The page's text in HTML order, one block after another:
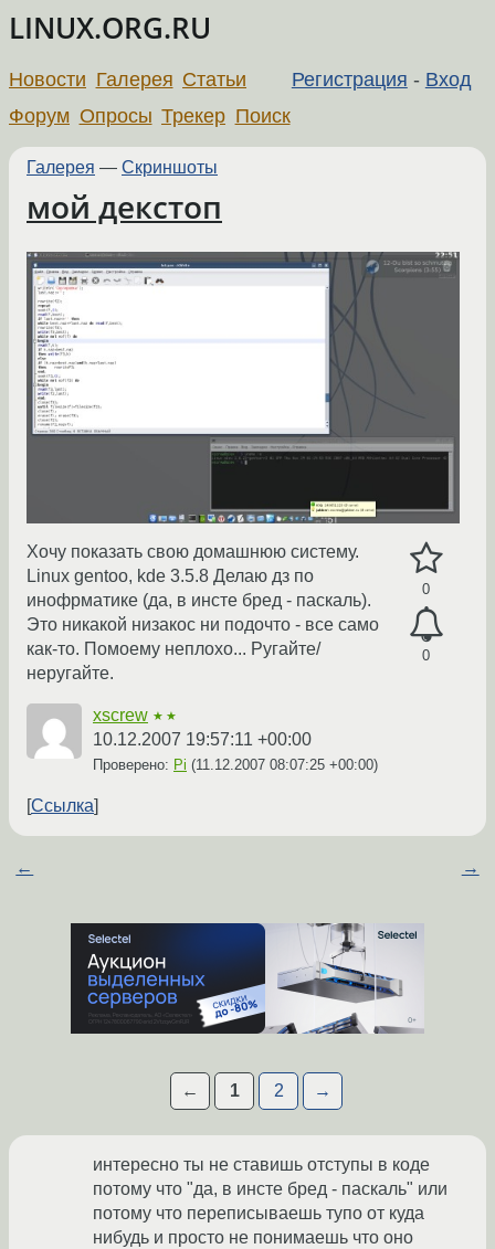
LINUX.ORG.RU
Регистрация - Вход
Новости Галерея Статьи
Форум Опросы Трекер Поиск
Галерея — Скриншоты
мой декстоп
0
0
Хочу показать свою домашнюю систему.
Linux gentoo, kde 3.5.8 Делаю дз по
инофрматике (да, в инсте бред - паскаль).
Это никакой низакос ни подочто - все само
как-то. Помоему неплохо... Ругайте/
неругайте.
xscrew ★★
10.12.2007 19:57:11 +00:00
Проверено: Pi (11.12.2007 08:07:25 +00:00)
Ссылка
← →
← 1 2 →
интересно ты не ставишь отступы в коде
потому что "да, в инсте бред - паскаль" или
потому что переписываешь тупо от куда
нибудь и просто не понимаешь что оно